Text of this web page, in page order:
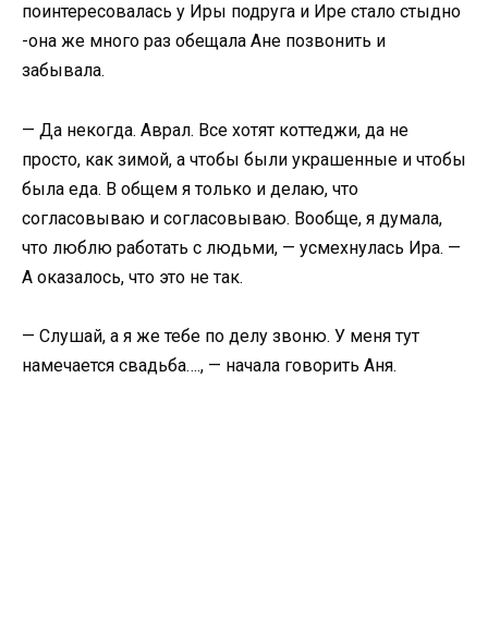
поинтересовалась у Иры подруга и Ире стало стыдно
-она же много раз обещала Ане позвонить и
забывала.
— Да некогда. Аврал. Все хотят коттеджи, да не
просто, как зимой, а чтобы были украшенные и чтобы
была еда. В общем я только и делаю, что
согласовываю и согласовываю. Вообще, я думала,
что люблю работать с людьми, — усмехнулась Ира. —
А оказалось, что это не так.
— Слушай, а я же тебе по делу звоню. У меня тут
намечается свадьба…., — начала говорить Аня.